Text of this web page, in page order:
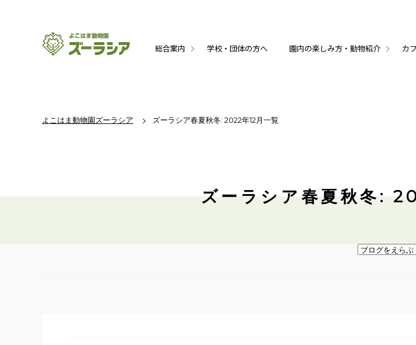
総合案内 学校・団体の方へ 園内の楽しみ方・動物紹介 カ
よこはま動物園ズーラシア ズーラシア春夏秋冬: 2022年12月一覧
ズーラシア春夏秋冬: